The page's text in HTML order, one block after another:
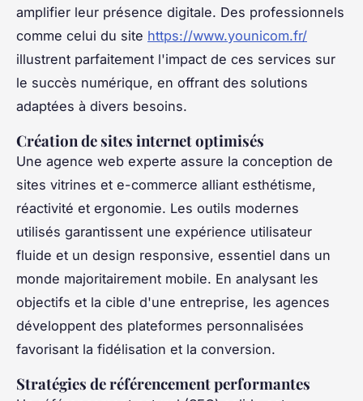
amplifier leur présence digitale. Des professionnels
comme celui du site https://www.younicom.fr/
illustrent parfaitement l'impact de ces services sur
le succès numérique, en offrant des solutions
adaptées à divers besoins.
Création de sites internet optimisés
Une agence web experte assure la conception de
sites vitrines et e-commerce alliant esthétisme,
réactivité et ergonomie. Les outils modernes
utilisés garantissent une expérience utilisateur
fluide et un design responsive, essentiel dans un
monde majoritairement mobile. En analysant les
objectifs et la cible d'une entreprise, les agences
développent des plateformes personnalisées
favorisant la fidélisation et la conversion.
Stratégies de référencement performantes